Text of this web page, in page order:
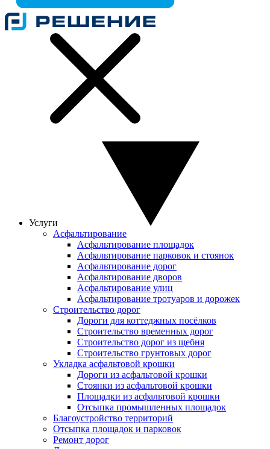
Услуги
Асфальтирование
Асфальтирование площадок
Асфальтирование парковок и стоянок
Асфальтирование дорог
Асфальтирование дворов
Асфальтирование улиц
Асфальтирование тротуаров и дорожек
Строительство дорог
Дороги для коттеджных посёлков
Строительство временных дорог
Строительство дорог из щебня
Строительство грунтовых дорог
Укладка асфальтовой крошки
Дороги из асфальтовой крошки
Стоянки из асфальтовой крошки
Площадки из асфальтовой крошки
Отсыпка промышленных площадок
Благоустройство территорий
Отсыпка площадок и парковок
Ремонт дорог